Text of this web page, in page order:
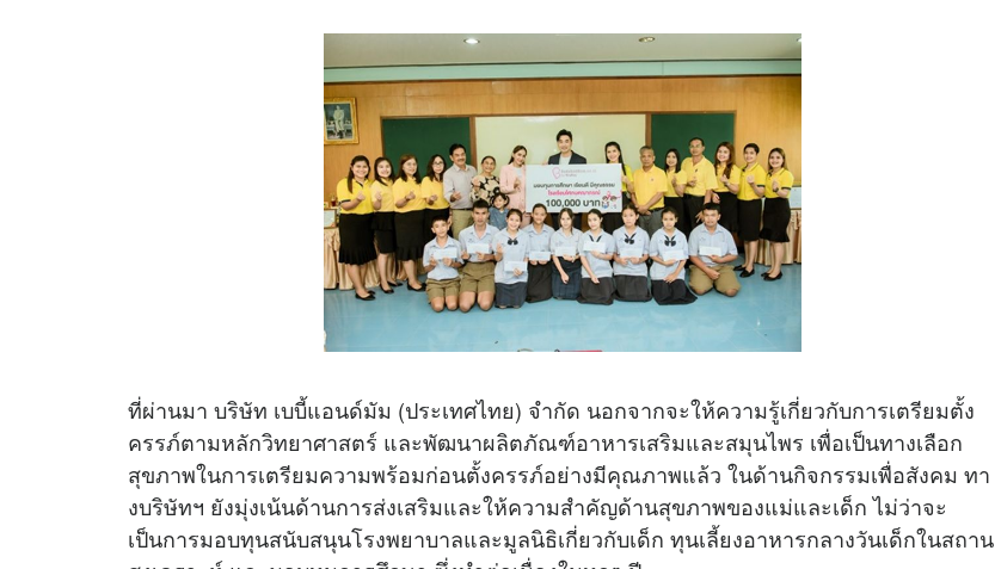
ที่ผ่านมา บริษัท เบบี้แอนด์มัม (ประเทศไทย) จำกัด นอกจากจะให้ความรู้เกี่ยวกับการเตรียมตั้ง
ครรภ์ตามหลักวิทยาศาสตร์ และพัฒนาผลิตภัณฑ์อาหารเสริมและสมุนไพร เพื่อเป็นทางเลือก
สุขภาพในการเตรียมความพร้อมก่อนตั้งครรภ์อย่างมีคุณภาพแล้ว ในด้านกิจกรรมเพื่อสังคม ทา
งบริษัทฯ ยังมุ่งเน้นด้านการส่งเสริมและให้ความสำคัญด้านสุขภาพของแม่และเด็ก ไม่ว่าจะ
เป็นการมอบทุนสนับสนุนโรงพยาบาลและมูลนิธิเกี่ยวกับเด็ก ทุนเลี้ยงอาหารกลางวันเด็กในสถาน